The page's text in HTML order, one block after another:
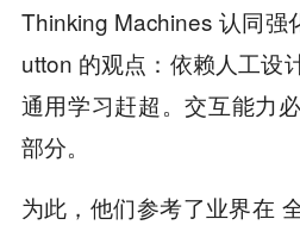
Thinking Machines 认同强
utton 的观点：依赖人工设
通用学习赶超。交互能力
部分。
为此，他们参考了业界在